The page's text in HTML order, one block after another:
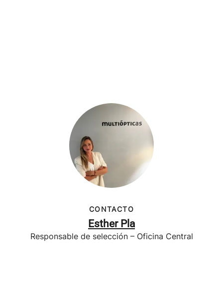
CONTACTO
Esther Pla
Responsable de selección – Oficina Central